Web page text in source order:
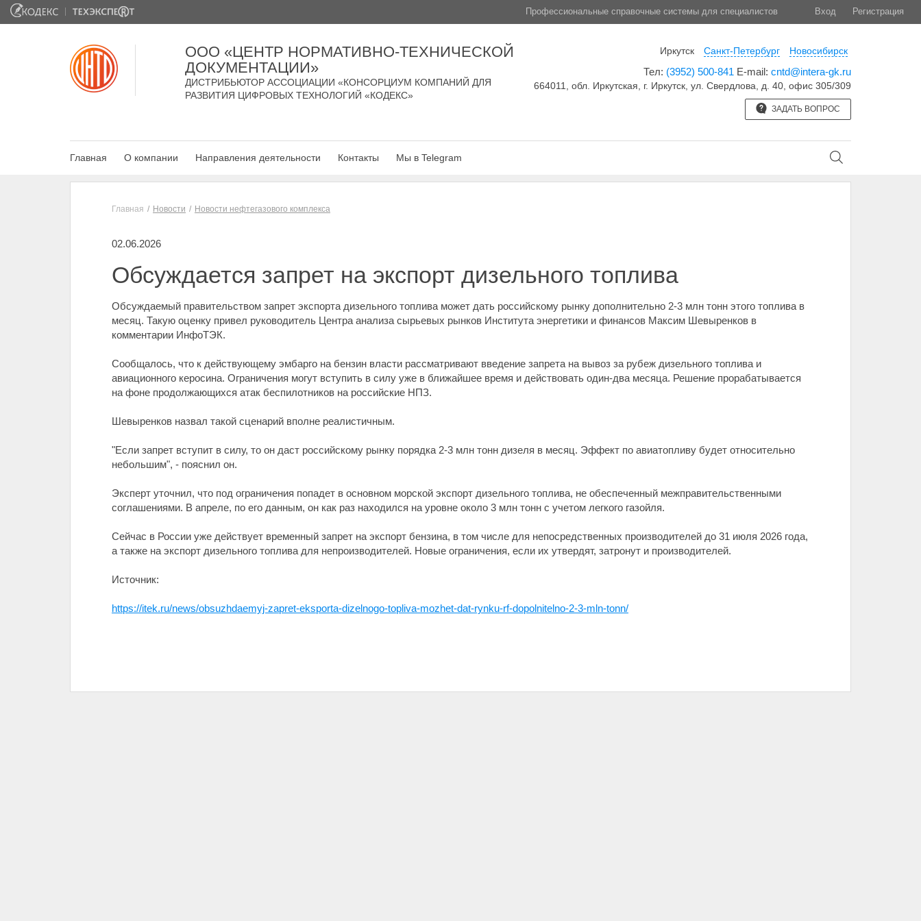
Профессиональные справочные системы для специалистов Вход Регистрация
ООО «ЦЕНТР НОРМАТИВНО-ТЕХНИЧЕСКОЙ
ДОКУМЕНТАЦИИ»
ДИСТРИБЬЮТОР АССОЦИАЦИИ «КОНСОРЦИУМ КОМПАНИЙ ДЛЯ
РАЗВИТИЯ ЦИФРОВЫХ ТЕХНОЛОГИЙ «КОДЕКС»
Иркутск Санкт-Петербург Новосибирск
Тел: (3952) 500-841 E-mail: cntd@intera-gk.ru
664011, обл. Иркутская, г. Иркутск, ул. Свердлова, д. 40, офис 305/309
ЗАДАТЬ ВОПРОС
Главная О компании Направления деятельности Контакты Мы в Telegram
Главная Новости Новости нефтегазового комплекса
02.06.2026
Обсуждается запрет на экспорт дизельного топлива
Обсуждаемый правительством запрет экспорта дизельного топлива может дать российскому рынку дополнительно 2-3 млн тонн этого топлива в
месяц. Такую оценку привел руководитель Центра анализа сырьевых рынков Института энергетики и финансов Максим Шевыренков в
комментарии ИнфоТЭК.
Сообщалось, что к действующему эмбарго на бензин власти рассматривают введение запрета на вывоз за рубеж дизельного топлива и
авиационного керосина. Ограничения могут вступить в силу уже в ближайшее время и действовать один-два месяца. Решение прорабатывается
на фоне продолжающихся атак беспилотников на российские НПЗ.
Шевыренков назвал такой сценарий вполне реалистичным.
"Если запрет вступит в силу, то он даст российскому рынку порядка 2-3 млн тонн дизеля в месяц. Эффект по авиатопливу будет относительно
небольшим", - пояснил он.
Эксперт уточнил, что под ограничения попадет в основном морской экспорт дизельного топлива, не обеспеченный межправительственными
соглашениями. В апреле, по его данным, он как раз находился на уровне около 3 млн тонн с учетом легкого газойля.
Сейчас в России уже действует временный запрет на экспорт бензина, в том числе для непосредственных производителей до 31 июля 2026 года,
а также на экспорт дизельного топлива для непроизводителей. Новые ограничения, если их утвердят, затронут и производителей.
Источник:
https://itek.ru/news/obsuzhdaemyj-zapret-eksporta-dizelnogo-topliva-mozhet-dat-rynku-rf-dopolnitelno-2-3-mln-tonn/